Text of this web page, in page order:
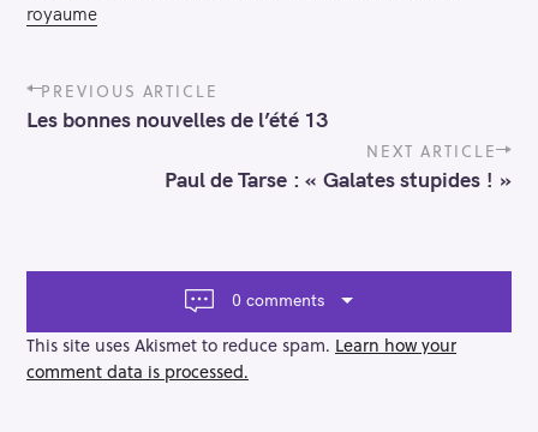
royaume
P
o
s
g
i
o
PREVIOUS ARTICLE
Les bonnes nouvelles de l’été 13
NEXT ARTICLE
Paul de Tarse : « Galates stupides ! »
0 comments
This site uses Akismet to reduce spam. Learn how your
comment data is processed.